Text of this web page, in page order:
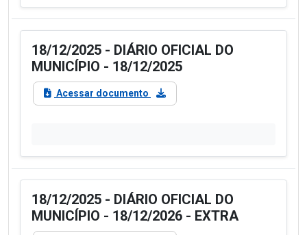
18/12/2025 - DIÁRIO OFICIAL DO
MUNICÍPIO - 18/12/2025
Acessar documento
18/12/2025 - DIÁRIO OFICIAL DO
MUNICÍPIO - 18/12/2026 - EXTRA